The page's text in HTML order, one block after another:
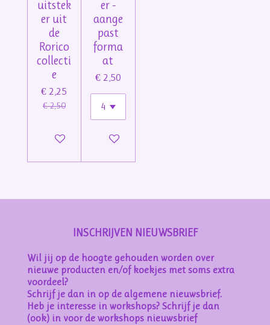
uitstek
er uit
de
Rorico
collecti
e
€ 2,25
€ 2,50
Bekijk details
er -
aange
past
forma
at
€ 2,50
Bekijk details
INSCHRIJVEN NIEUWSBRIEF
Wil jij op de hoogte gehouden worden over
nieuwe producten en/of koekjes met soms extra
voordeel?
Schrijf je dan in op de algemene nieuwsbrief.
Heb je interesse in workshops? Schrijf je dan
(ook) in voor de workshops nieuwsbrief